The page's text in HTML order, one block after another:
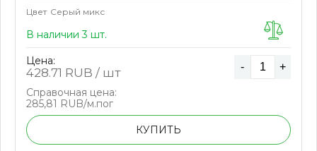
Цвет Серый микс
В наличии 3 шт.
Цена:
428.71 RUB / шт - +
Справочная цена:
285,81 RUB/м.пог
КУПИТЬ